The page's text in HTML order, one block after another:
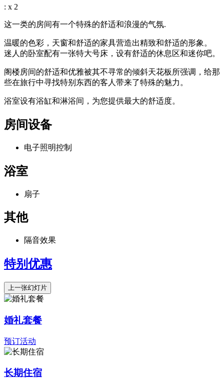
: x 2
这一类的房间有一个特殊的舒适和浪漫的气氛.
温暖的色彩，天窗和舒适的家具营造出精致和舒适的形象。
迷人的卧室配有一张特大号床，设有舒适的休息区和迷你吧。
阁楼房间的舒适和优雅被其不寻常的倾斜天花板所强调，给那
些在旅行中寻找特别东西的客人带来了特殊的魅力。
浴室设有浴缸和淋浴间，为您提供最大的舒适度。
房间设备
电子照明控制
浴室
扇子
其他
隔音效果
特别优惠
上一张幻灯片
婚礼套餐
预订活动
长期住宿